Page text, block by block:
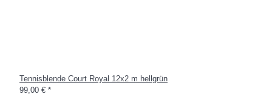
Tennisblende Court Royal 12x2 m hellgrün
99,00 € *